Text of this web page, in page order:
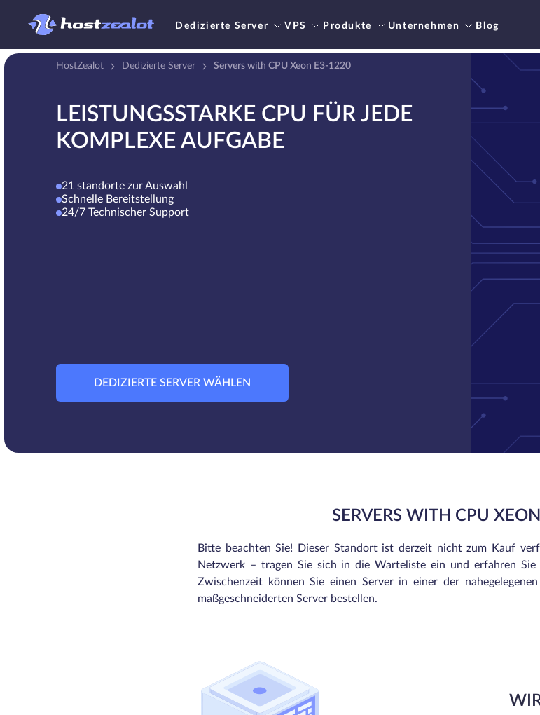
Dedizierte Server VPS Produkte Unternehmen Blog
HostZealot Dedizierte Server Servers with CPU Xeon E3-1220
LEISTUNGSSTARKE CPU FÜR JEDE
KOMPLEXE AUFGABE
21 standorte zur Auswahl
Schnelle Bereitstellung
24/7 Technischer Support
DEDIZIERTE SERVER WÄHLEN
SERVERS WITH CPU
Bitte beachten Sie! Dieser Standort ist derzeit nicht zum Kauf
Netzwerk – tragen Sie sich in die Warteliste ein und erfahren
Zwischenzeit können Sie einen Server in einer der
maßgeschneiderten Server bestellen.